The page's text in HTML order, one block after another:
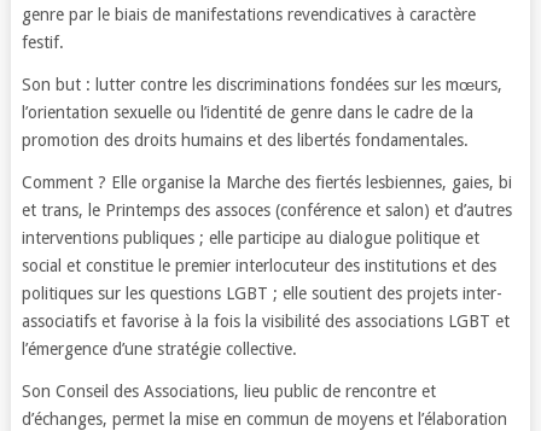
genre par le biais de manifestations revendicatives à caractère
festif.
Son but : lutter contre les discriminations fondées sur les mœurs,
l’orientation sexuelle ou l’identité de genre dans le cadre de la
promotion des droits humains et des libertés fondamentales.
Comment ? Elle organise la Marche des fiertés lesbiennes, gaies, bi
et trans, le Printemps des assoces (conférence et salon) et d’autres
interventions publiques ; elle participe au dialogue politique et
social et constitue le premier interlocuteur des institutions et des
politiques sur les questions LGBT ; elle soutient des projets inter-
associatifs et favorise à la fois la visibilité des associations LGBT et
l’émergence d’une stratégie collective.
Son Conseil des Associations, lieu public de rencontre et
d’échanges, permet la mise en commun de moyens et l’élaboration